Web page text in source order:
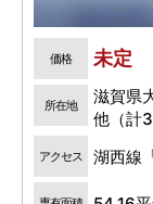
価格 未定
所在地
滋賀県
他（計3
アクセス 湖西線